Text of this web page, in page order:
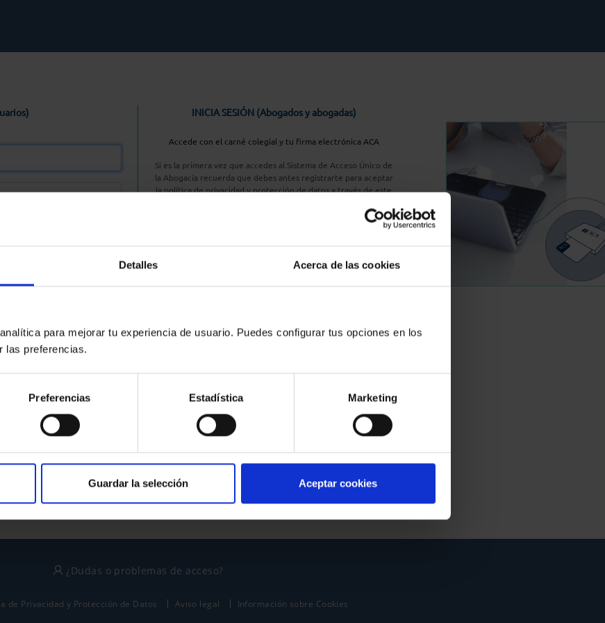
Detalles Acerca de las cookies
para mejorar tu experiencia de usuario. Puedes configurar tus opciones en los
las preferencias.
Preferencias Estadística Marketing
Guardar la selección Aceptar cookies
INICIA SESIÓN (Abogados y abogadas)
Accede con el carné colegial y tu firma electrónica ACA
Si es la primera vez que accedes al Sistema de Acceso Único de
la Abogacía recuerda que debes antes registrarte para aceptar
la política de privacidad y protección de datos a través de este
Entrar con ACA Plus
¿No tienes cuenta?
política de privacidad
y términos del servicio
¿Dudas o problemas de acceso?
de Privacidad y Protección de Datos Aviso legal Información sobre Cookies